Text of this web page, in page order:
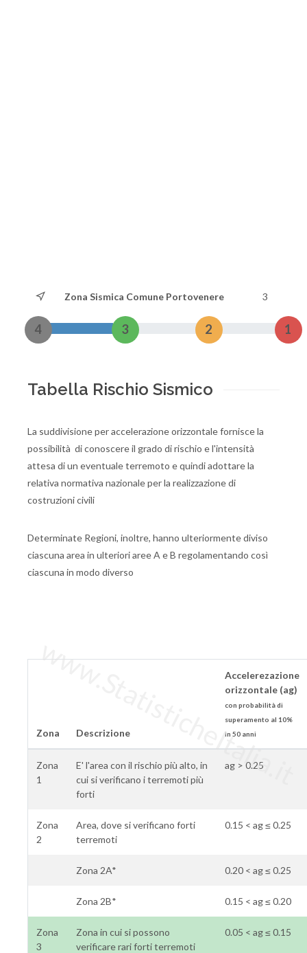
Zona Sismica Comune Portovenere 3
4 3 2 1
Tabella Rischio Sismico
La suddivisione per accelerazione orizzontale fornisce la
possibilità di conoscere il grado di rischio e l'intensità
attesa di un eventuale terremoto e quindi adottare la
relativa normativa nazionale per la realizzazione di
costruzioni civili
Determinate Regioni, inoltre, hanno ulteriormente diviso
ciascuna area in ulteriori aree A e B regolamentando così
ciascuna in modo diverso
Zona Descrizione
Accelerezazione
orizzontale (ag)
con probabilità di
superamento al 10%
in 50 anni
Zona
1
E' l'area con il rischio più alto, in
cui si verificano i terremoti più
forti
ag > 0.25
Zona
2
Area, dove si verificano forti
terremoti
0.15 < ag ≤ 0.25
Zona 2A* 0.20 < ag ≤ 0.25
Zona 2B* 0.15 < ag ≤ 0.20
Zona
3
Zona in cui si possono
verificare rari forti terremoti
0.05 < ag ≤ 0.15
www.StatisticheItalia.it